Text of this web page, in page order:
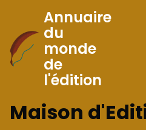
Skip
to
Content
Annuaire
du
monde
de
l'édition
Maison